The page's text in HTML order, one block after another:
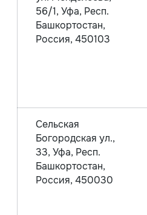
56/1, Уфа, Респ.
Башкортостан,
Россия, 450103
Сельская
Богородская ул.,
33, Уфа, Респ.
Башкортостан,
Россия, 450030